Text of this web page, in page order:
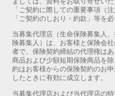
「ご契約に際しての重要事項（
「ご契約のしおり・約款」等を
当募集代理店（生命保険募集人
険募集人）は、お客様と保険会
者で、保険契約締結の代理権は
商品および少額短期保険商品を
約はお客様からの保険契約のお
したときに有効に成立します。
当募集代理店および当代理店の